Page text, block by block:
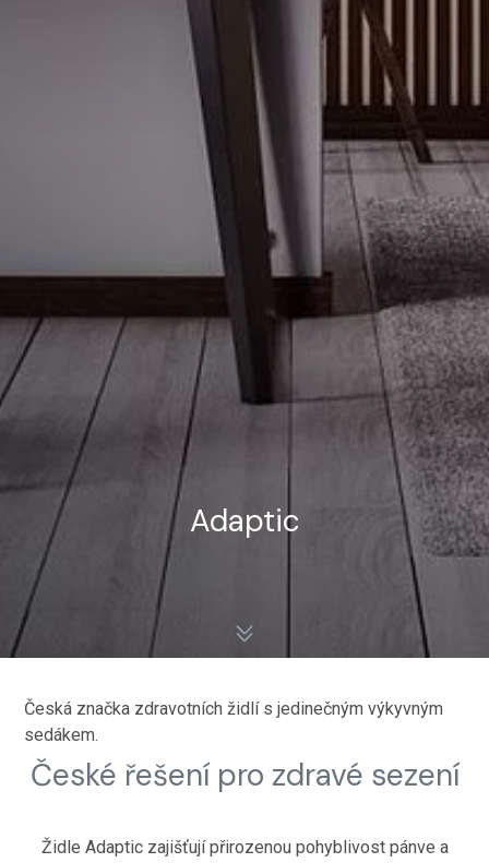
Adaptic
Česká značka zdravotních židlí s jedinečným výkyvným
sedákem.
České řešení pro zdravé sezení
Židle Adaptic zajišťují přirozenou pohyblivost pánve a